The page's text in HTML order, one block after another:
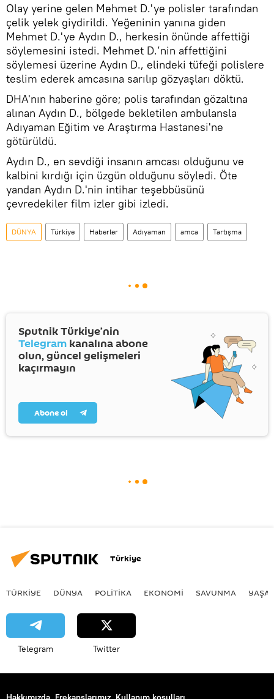
Olay yerine gelen Mehmet D.'ye polisler tarafından
çelik yelek giydirildi. Yeğeninin yanına giden
Mehmet D.'ye Aydın D., herkesin önünde affettiği
söylemesini istedi. Mehmet D.’nin affettiğini
söylemesi üzerine Aydın D., elindeki tüfeği polislere
teslim ederek amcasına sarılıp gözyaşları döktü.
DHA'nın haberine göre; polis tarafından gözaltına
alınan Aydın D., bölgede bekletilen ambulansla
Adıyaman Eğitim ve Araştırma Hastanesi'ne
götürüldü.
Aydın D., en sevdiği insanın amcası olduğunu ve
kalbini kırdığı için üzgün olduğunu söyledi. Öte
yandan Aydın D.'nin intihar teşebbüsünü
çevredekiler film izler gibi izledi.
DÜNYA Türkiye Haberler Adıyaman amca Tartışma
Sputnik Türkiye’nin
Telegram kanalına abone
olun, güncel gelişmeleri
kaçırmayın
Abone ol
Türkiye
TÜRKIYE DÜNYA POLİTİKA EKONOMİ SAVUNMA
Telegram Twitter